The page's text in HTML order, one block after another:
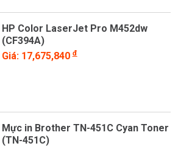
HP Color LaserJet Pro M452dw
(CF394A)
Giá: 17,675,840đ
Mực in Brother TN-451C Cyan Toner
(TN-451C)